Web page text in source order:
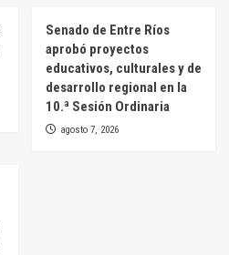
Senado de Entre Ríos
aprobó proyectos
educativos, culturales y de
desarrollo regional en la
10.ª Sesión Ordinaria
agosto 7, 2026